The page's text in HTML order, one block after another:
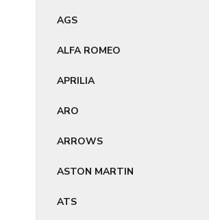
AGS
ALFA ROMEO
APRILIA
ARO
ARROWS
ASTON MARTIN
ATS